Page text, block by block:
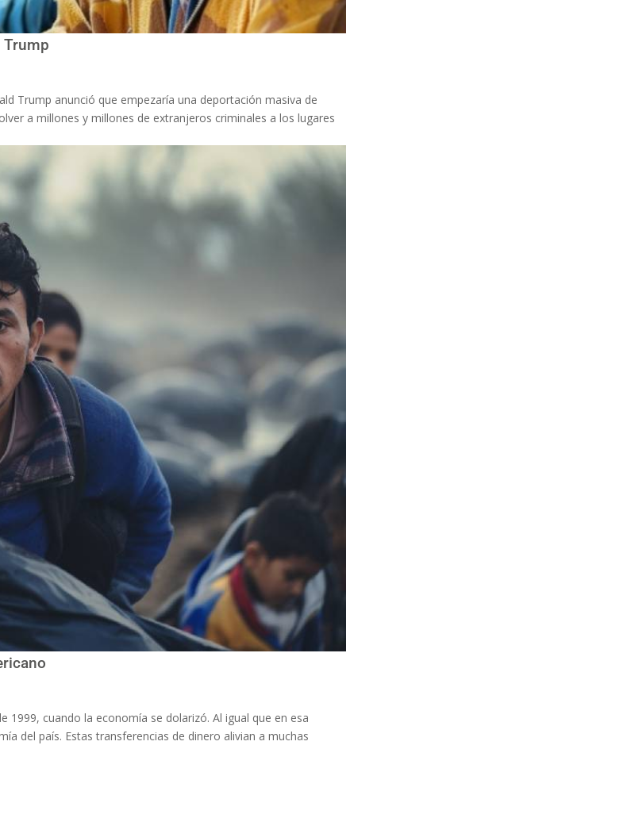
Trump
Trump anunció que empezaría una deportación masiva de
a millones y millones de extranjeros criminales a los lugares
1999, cuando la economía se dolarizó. Al igual que en esa
del país. Estas transferencias de dinero alivian a muchas